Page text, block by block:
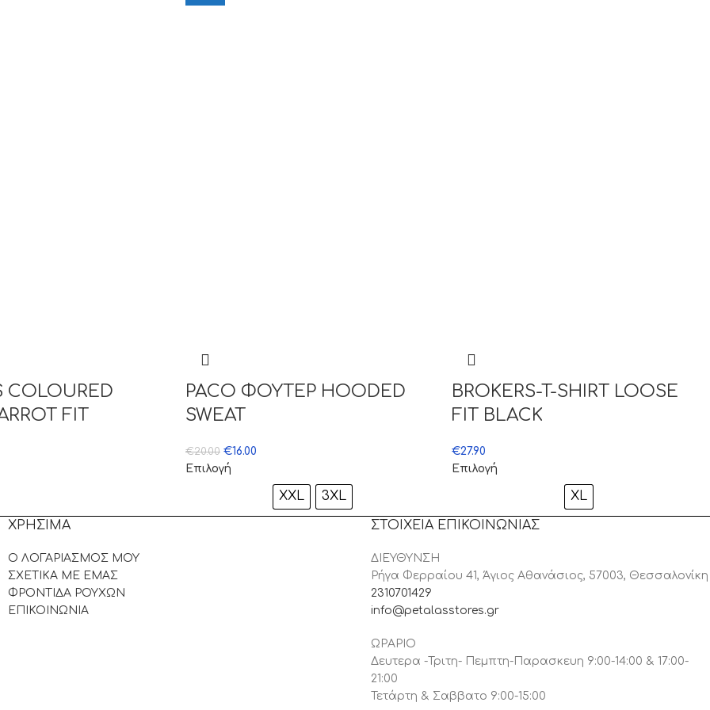
COLOURED
FIT
PACO ΦΟΥΤΕΡ HOODED
SWEAT
€20.00 €16.00
Επιλογή
XXL 3XL
BROKERS-T-SHIRT LOOSE
FIT BLACK
€27.90
Επιλογή
XL
ΧΡΗΣΙΜΑ
Ο ΛΟΓΑΡΙΑΣΜΟΣ ΜΟΥ
ΣΧΕΤΙΚΑ ΜΕ ΕΜΑΣ
ΦΡΟΝΤΙΔΑ ΡΟΥΧΩΝ
ΕΠΙΚΟΙΝΩΝΙΑ
ΣΤΟΙΧΕΙΑ ΕΠΙΚΟΙΝΩΝΙΑΣ
ΔΙΕΥΘΥΝΣΗ
Ρήγα Φερραίου 41, Άγιος Αθανάσιος, 57003, Θεσσαλονίκη
2310701429
info@petalasstores.gr
ΩΡΑΡΙΟ
Δευτερα -Τριτη- Πεμπτη-Παρασκευη 9:00-14:00 & 17:00-
21:00
Τετάρτη & Σαββατο 9:00-15:00